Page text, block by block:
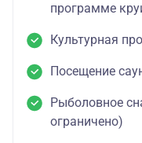
программе
Культурная
Посещение
Рыболовное
ограничено)